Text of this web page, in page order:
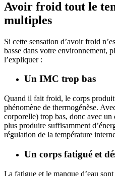
Avoir froid tout le
multiples
Si cette sensation d’avoir froid
basse dans votre environnement,
l’expliquer :
Un IMC trop bas
Quand il fait froid, le corps
phénomène de thermogénèse.
corporelle) trop bas, donc avec
plus produire suffisamment
régulation de la température
Un corps fatigué et
La fatigue et le manque d’eau